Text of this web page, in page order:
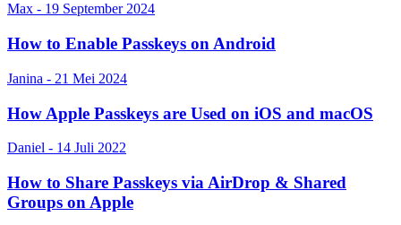
Max - 19 September 2024
How to Enable Passkeys on Android
Janina - 21 Mei 2024
How Apple Passkeys are Used on iOS and macOS
Daniel - 14 Juli 2022
How to Share Passkeys via AirDrop & Shared
Groups on Apple